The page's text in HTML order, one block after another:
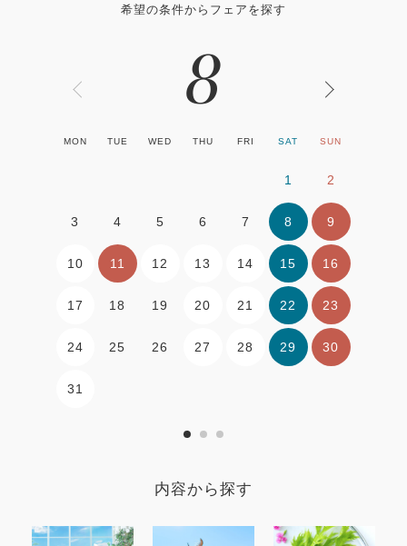
希望の条件からフェアを探す
8
MON TUE WED THU FRI SAT SUN
1 2
3 4 5 6 7 8 9
10 11 12 13 14 15 16
17 18 19 20 21 22 23
24 25 26 27 28 29 30
31
内容から探す